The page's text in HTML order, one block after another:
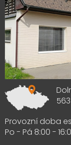
Provozní doba
Po - Pá 8:00 -